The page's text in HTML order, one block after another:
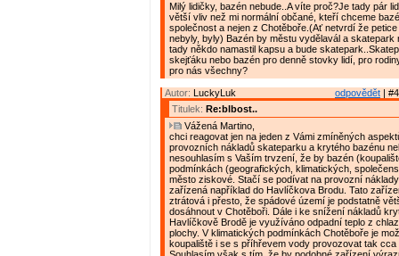
Milý lidičky, bazén nebude..A víte proč?Je tady pár
větší vliv než mi normální občané, kteří chceme
společnost a nejen z Chotěboře.(Ať netvrdí že
nebyly, byly) Bazén by městu vydělavál a skatepark
tady někdo namastil kapsu a bude
skejťáku nebo bazén pro denně stovky lidí, pro
pro nás všechny?
odpovědět |
Autor: LuckyLuk
Titulek: Re:blbost..
Vážená Martino,
chci reagovat jen na jeden z Vámi zmíněných
provozních nákladů skateparku a krytého bazénu
nesouhlasím s Vaším trvzení, že by bazén
podmínkách (geografických, klimatických,
město ziskové. Stačí se podívat na provozní
zařízená například do Havlíčkova Brodu. Tato
ztrátová i přesto, že spádové území je podstatně
dosáhnout v Chotěboři. Dále i ke snížení nákladů
Havlíčkově Brodě je využíváno odpadní teplo z
plochy. V klimatických podmínkách Chotěboře je
koupaliště i se s příhřevem vody provozovat tak cca